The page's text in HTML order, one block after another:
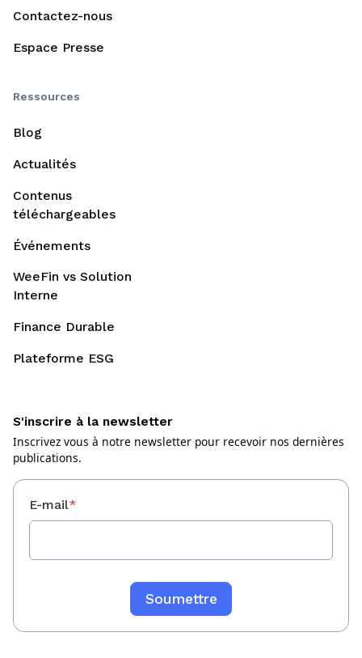
Contactez-nous
Espace Presse
Ressources
Blog
Actualités
Contenus
téléchargeables
Événements
WeeFin vs Solution
Interne
Finance Durable
Plateforme ESG
S'inscrire à la newsletter
Inscrivez vous à notre newsletter pour recevoir nos dernières
publications.
E-mail*